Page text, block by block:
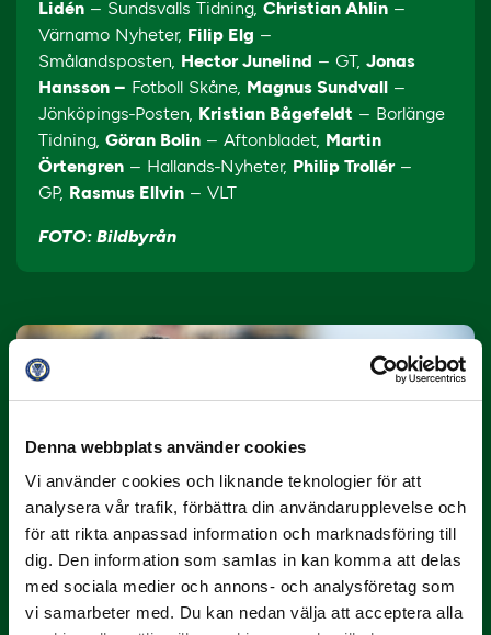
Denna webbplats använder cookies
Vi använder cookies och liknande teknologier för att
analysera vår trafik, förbättra din användarupplevelse och
för att rikta anpassad information och marknadsföring till
dig. Den information som samlas in kan komma att delas
med sociala medier och annons- och analysföretag som
vi samarbeter med. Du kan nedan välja att acceptera alla
Lidén – Sundsvalls Tidning, Christian Ahlin –
Värnamo Nyheter, Filip Elg –
Smålandsposten, Hector Junelind – GT, Jonas
Hansson – Fotboll Skåne, Magnus Sundvall –
Jönköpings-Posten, Kristian Bågefeldt – Borlänge
Tidning, Göran Bolin – Aftonbladet, Martin
Örtengren – Hallands-Nyheter, Philip Trollér–
GP, Rasmus Ellvin – VLT
FOTO: Bildbyrån
10 JULI
Dubbla Landskrona-priser när juni
summeras
"Vilken…